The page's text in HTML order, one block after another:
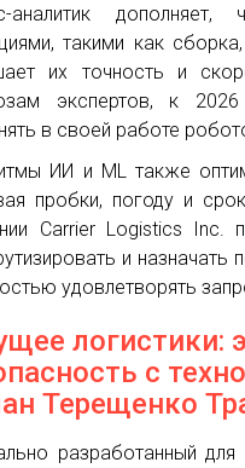
аналитик
такими как
их точность и
экспертов, к
в своей работе
ИИ и ML также
пробки, погоду и
Carrier Logistics Inc.
и назначать
удовлетворять
логистики:
с
Терещенко
разработанный